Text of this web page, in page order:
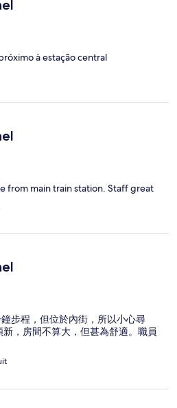
à estação central
from main train station. Staff great
步程，但位於內街，所以小心尋
，房間不算大，但甚為舒適。職員